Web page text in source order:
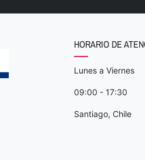
HORARIO DE
Lunes a Viernes
09:00 - 17:30
Santiago, Chile